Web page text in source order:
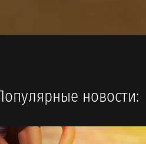
новости: